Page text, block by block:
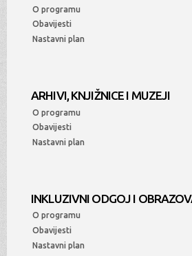
O programu
Obavijesti
Nastavni plan
ARHIVI, KNJIŽNICE I MUZEJI
O programu
Obavijesti
Nastavni plan
INKLUZIVNI ODGOJ I
O programu
Obavijesti
Nastavni plan